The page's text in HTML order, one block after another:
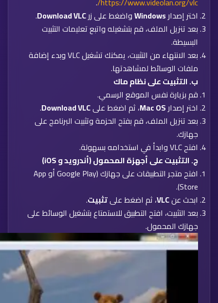
اختر إصدارWindowsواضغط على زرDownload VLC
.
بعد تنزيل الملف، قم بتشغيله واتبع تعليمات التثبيت
البسيطة.
بعد الانتهاء من التثبيت، يمكنك تشغيل VLC وبدء إضافة
ملفات الوسائط لمشاهدتها.
ب.التثبيت على نظام ماك
قم بزيارة نفس الموقع الرسمي.
اختر إصدارMac OS، ثم اضغط علىDownload VLC
.
بعد تنزيل الملف، قم بفتح الحزمة وتثبيت البرنامج على
جهازك.
افتح VLC وابدأ في استخدامه بسهولة.
ج.التثبيت على أجهزة المحمول (أندرويد و iOS)
افتح متجر التطبيقات على جهازك (Google Play أو App
Store).
ابحث عنVLC، ثم اضغط علىتثبيت.
بعد التثبيت، افتح التطبيق للاستمتاع بتشغيل الوسائط على
جهازك المحمول.